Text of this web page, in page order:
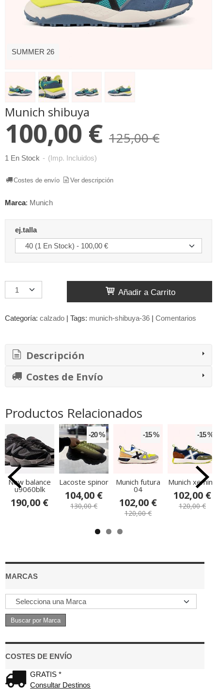
MARCAS
COSTES DE ENVÍO
GRATIS *
Consultar Destinos
SUMMER 26
Munich shibuya
100,00 € 125,00 €
1 En Stock - (Imp. Incluidos)
Costes de envío Ver descripción
Marca: Munich
ej.talla
Añadir a Carrito
Categoría: calzado | Tags: munich-shibuya-36 | Comentarios
Descripción
Costes de Envío
Productos Relacionados
New balance
u9060blk
190,00 €
-20 %
Lacoste spinor
104,00 €
130,00 €
-15 %
Munich futura
04
102,00 €
120,00 €
-15 %
Munich xemine
102,00 €
120,00 €